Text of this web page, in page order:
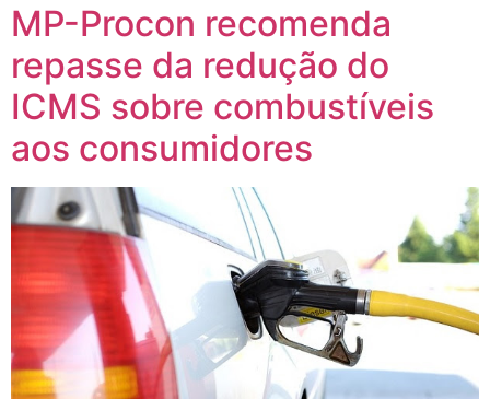
MP-Procon recomenda
repasse da redução do
ICMS sobre combustíveis
aos consumidores